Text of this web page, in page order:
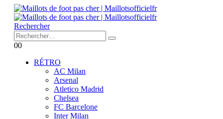
Rechercher
00
RÉTRO
AC Milan
Arsenal
Atletico Madrid
Chelsea
FC Barcelone
Inter Milan